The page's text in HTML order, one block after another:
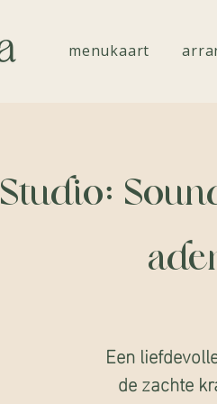
menukaart
Studio:
Een
de zachte